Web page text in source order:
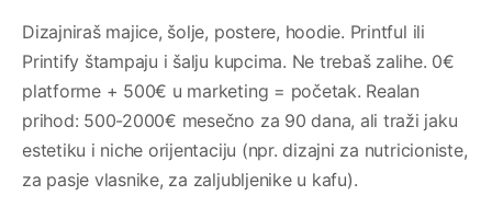
Dizajniraš majice, šolje, postere, hoodie. Printful ili
Printify štampaju i šalju kupcima. Ne trebaš zalihe. 0€
platforme + 500€ u marketing = početak. Realan
prihod: 500-2000€ mesečno za 90 dana, ali traži jaku
estetiku i niche orijentaciju (npr. dizajni za nutricioniste,
za pasje vlasnike, za zaljubljenike u kafu).